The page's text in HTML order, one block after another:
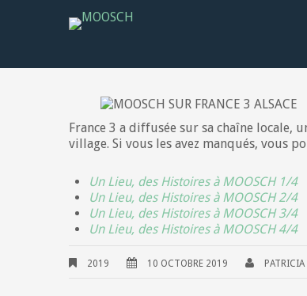
France 3 a diffusée sur sa chaîne locale,
village. Si vous les avez manqués, vous
Un Lieu, des Histoires à MOOSCH 1/4
Un Lieu, des Histoires à MOOSCH 2/4
Un Lieu, des Histoires à MOOSCH 3/4
Un Lieu, des Histoires à MOOSCH 4/4
2019 10 OCTOBRE 2019 PATRICIA